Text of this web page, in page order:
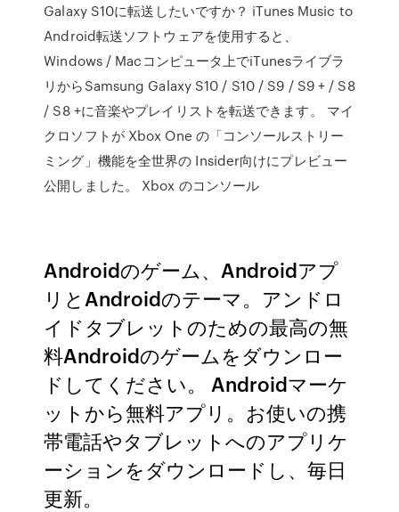
Galaxy S10に転送したいですか？ iTunes Music to
Android転送ソフトウェアを使用すると、
Windows / Macコンピュータ上でiTunesライブラ
リからSamsung Galaxy S10 / S10 / S9 / S9 + / S8
/ S8 +に音楽やプレイリストを転送できます。 マイ
クロソフトが Xbox One の「コンソールストリー
ミング」機能を全世界の Insider向けにプレビュー
公開しました。 Xbox のコンソール
Androidのゲーム、Androidアプ
リとAndroidのテーマ。アンドロ
イドタブレットのための最高の無
料Androidのゲームをダウンロー
ドしてください。 Androidマーケ
ットから無料アプリ。お使いの携
帯電話やタブレットへのアプリケ
ーションをダウンロードし、毎日
更新。